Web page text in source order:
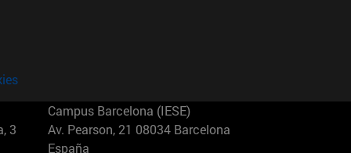
3
Campus Barcelona (IESE)
Av. Pearson, 21 08034 Barcelona
España